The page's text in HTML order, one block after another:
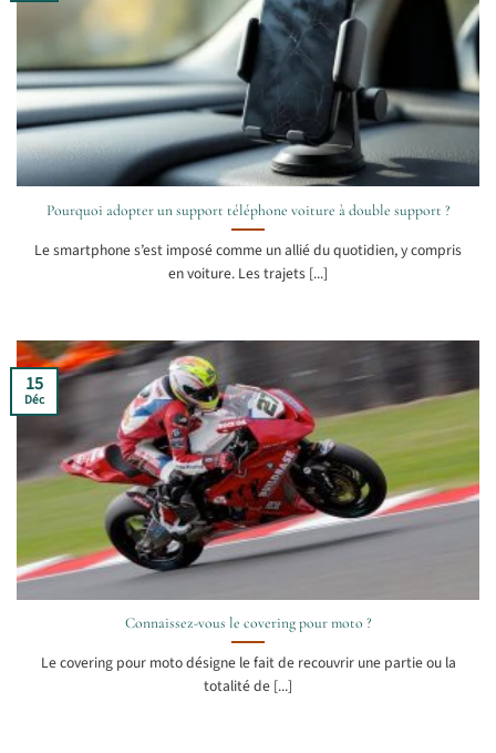
Pourquoi adopter un support téléphone voiture à double support ?
Le smartphone s’est imposé comme un allié du quotidien, y compris
en voiture. Les trajets [...]
Connaissez-vous le covering pour moto ?
Le covering pour moto désigne le fait de recouvrir une partie ou la
totalité de [...]
15
Déc